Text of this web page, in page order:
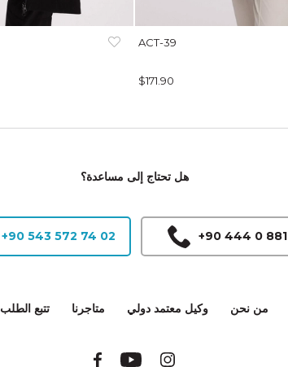
ACT-39
$171.90
هل تحتاج إلى مساعدة؟
+90 543 572 74 02 +90 444 0 881
تتبع الطلب متاجرنا وكيل معتمد دولي من نحن